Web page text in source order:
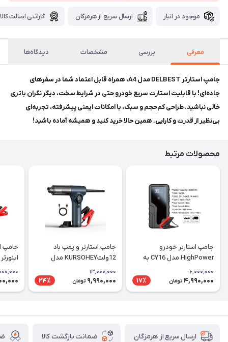
موجود در انبار ارسال سریع از هرمزگان گارانتی اصالت کالا
معرفی بررسی مشخصات دیدگاه‌ها
جامپ استارتر DELBEST مدل A4، همراه قابل اعتماد شما در سفرهای
جاده‌ای! با قابلیت استارت سریع خودرو حتی در شرایط سخت، دیگر نگران باتری
خالی نباشید. طراحی کم‌حجم و سبک، با امکانات ایمنی پیشرفته، تجربه‌ای
بی‌نظیر از قدرت و کارایی. همین حالا خرید کنید و همیشه آماده باشید!
محصولات مرتبط
جامپ استارتر خودرو
HighPower مدل CY16 به
همراه کیف حمل
6,000,000
4,990,000 تومان 17٪
جامپ استارتر و پمپ باد
12ولتKURSOHEY مدل
GLQ-T919 ظرفیت میلی‌آمپر
13,000,000
9,990,000 تومان 24٪
جامپ
ارسال سریع از هرمزگان ضمانت بازگشت کالا